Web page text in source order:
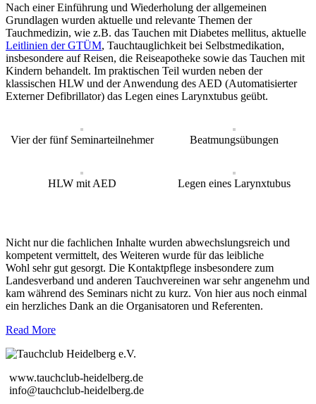
Nach einer Einführung und Wiederholung der allgemeinen
Grundlagen wurden aktuelle und relevante Themen der
Tauchmedizin, wie z.B. das Tauchen mit Diabetes mellitus, aktuelle
Leitlinien der GTÜM, Tauchtauglichkeit bei Selbstmedikation,
insbesondere auf Reisen, die Reiseapotheke sowie das Tauchen mit
Kindern behandelt. Im praktischen Teil wurden neben der
klassischen HLW und der Anwendung des AED (Automatisierter
Externer Defibrillator) das Legen eines Larynxtubus geübt.
Vier der fünf Seminarteilnehmer Beatmungsübungen
HLW mit AED Legen eines Larynxtubus
Nicht nur die fachlichen Inhalte wurden abwechslungsreich und
kompetent vermittelt, des Weiteren wurde für das leibliche
Wohl sehr gut gesorgt. Die Kontaktpflege insbesondere zum
Landesverband und anderen Tauchvereinen war sehr angenehm und
kam während des Seminars nicht zu kurz. Von hier aus noch einmal
ein herzliches Dank an die Organisatoren und Referenten.
Read More
www.tauchclub-heidelberg.de
info@tauchclub-heidelberg.de